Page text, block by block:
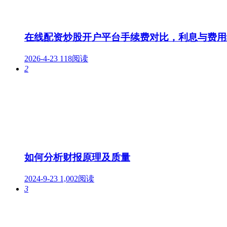
在线配资炒股开户平台手续费对比，利息与费
2026-4-23 118阅读
2
如何分析财报原理及质量
2024-9-23 1,002阅读
3